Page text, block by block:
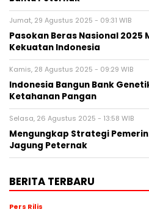
Jumat, 29 Agustus 2025 - 09:31 WIB
Pasokan Beras Nasional 2025
Kekuatan Indonesia
Kamis, 28 Agustus 2025 - 09:29 WIB
Indonesia Bangun Bank
Ketahanan Pangan
Selasa, 26 Agustus 2025 - 13:58 WIB
Mengungkap Strategi
Jagung Peternak
BERITA TERBARU
Pers Rilis